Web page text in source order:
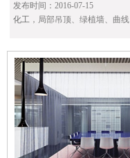
发布时间：2016-07-15
化工 ，局部吊顶、绿植墙、曲线